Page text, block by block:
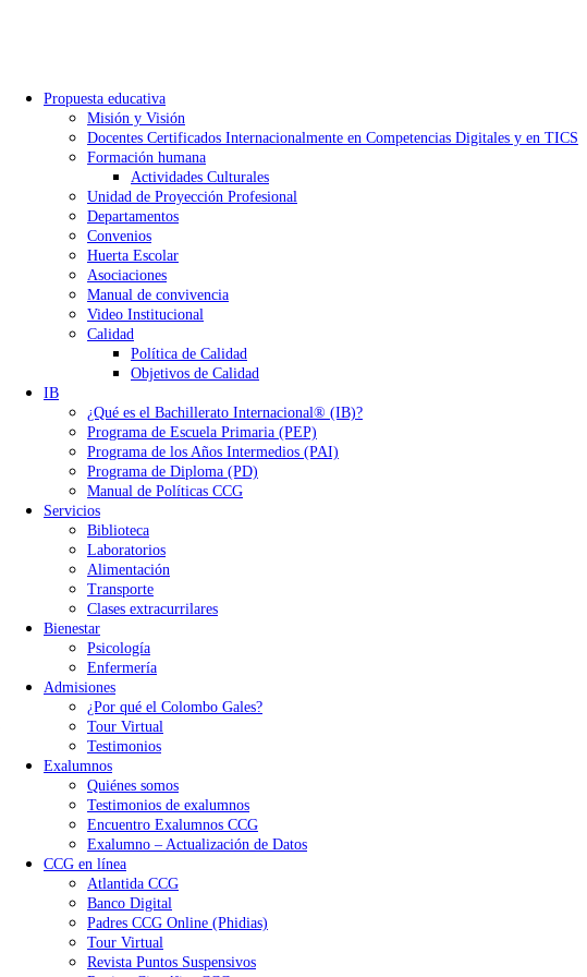
Propuesta educativa
Misión y Visión
Docentes Certificados Internacionalmente en Competencias Digitales y en TICS
Formación humana
Actividades Culturales
Unidad de Proyección Profesional
Departamentos
Convenios
Huerta Escolar
Asociaciones
Manual de convivencia
Video Institucional
Calidad
Política de Calidad
Objetivos de Calidad
IB
¿Qué es el Bachillerato Internacional® (IB)?
Programa de Escuela Primaria (PEP)
Programa de los Años Intermedios (PAI)
Programa de Diploma (PD)
Manual de Políticas CCG
Servicios
Biblioteca
Laboratorios
Alimentación
Transporte
Clases extracurrilares
Bienestar
Psicología
Enfermería
Admisiones
¿Por qué el Colombo Gales?
Tour Virtual
Testimonios
Exalumnos
Quiénes somos
Testimonios de exalumnos
Encuentro Exalumnos CCG
Exalumno – Actualización de Datos
CCG en línea
Atlantida CCG
Banco Digital
Padres CCG Online (Phidias)
Tour Virtual
Revista Puntos Suspensivos